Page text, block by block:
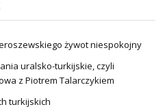
żywot niespokojny
uralsko-turkijskie, czyli
z Piotrem Talarczykiem
turkijskich